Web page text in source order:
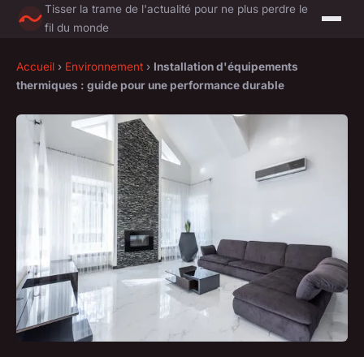
Tisser la trame de l'actualité pour ne plus perdre le
fil du monde
Accueil › Environnement › Installation d'équipements
thermiques : guide pour une performance durable